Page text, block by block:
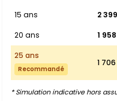
15 ans
2
20 ans
1
25 ans
Recommandé
1
* Simulation indicative hors